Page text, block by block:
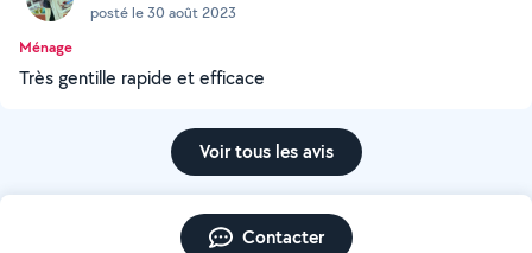
posté le 30 août 2023
Ménage
Très gentille rapide et efficace
Voir tous les avis
Contacter